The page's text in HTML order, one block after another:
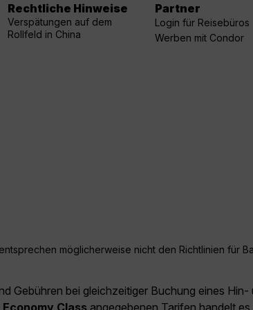
Rechtliche Hinweise
Verspätungen auf dem
Rollfeld in China
Partner
Login für Reisebüros
Werben mit Condor
möglicherweise nicht den Richtlinien für
Gebühren bei gleichzeitiger Buchung eines